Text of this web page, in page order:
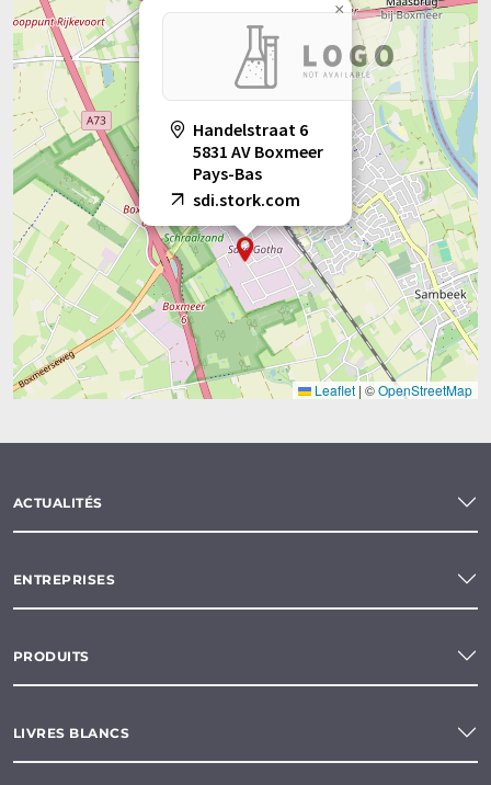
Handelstraat 6
5831 AV Boxmeer
Pays-Bas
sdi.stork.com
×
Leaflet | ©OpenStreetMap
ACTUALITÉS
ENTREPRISES
PRODUITS
LIVRES BLANCS